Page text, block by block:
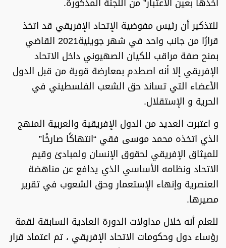
للتذكير أن رئيس مفوضية الإتحاد الإفريقي قد اتخذ
قرارًا من جانب واحد في شهر جويلية2021 القاضي
بمنح صفة مراقب للكيان الصهيوني داخل الاتحاد
الإفريقي إلا أنه اصطدم بمعارضة قوية من قبل الدول
الأعضاء التي تساند حق الشعب الفلسطيني في
الحرية و الإستقلال.
و اعتبرت العديد من الدول الإفريقية والعربية المنهج
الذي اتخذه محمد موسى فقي “انتهاكًا صارخًا”
للميثاق الإفريقي لحقوق الإنسان ولمبادئ وقيم
الاتحاد ونظامه الأساسي الذي يدافع عن مناهضة
العنصرية وإنهاء الإستعمار وحق الشعوب في تقرير
مصيرها.
للعلم أنه خلال مداولات الدورة العادية السابقة لقمة
رؤساء دول وحكومات الاتحاد الإفريقي ، تم اعتماد قرار